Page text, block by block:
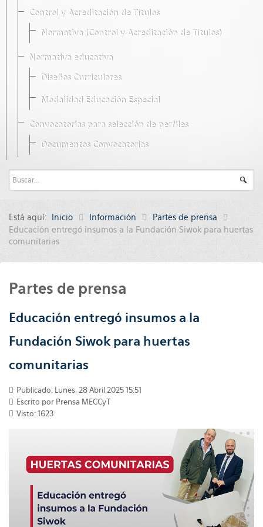
Control y Acreditación de Títulos
Normativa (Control y Acreditación de Títulos)
Normativa educativa
Diseños Curriculares
Modalidad Educación Especial
Convocatorias para selección de perfiles
Documentos Convocatorias
Está aquí: Inicio Información
Partes de prensa
Educación entregó insumos a la Fundación Siwok para huertas
comunitarias
Partes de prensa
Educación entregó insumos a la
Fundación Siwok para huertas
comunitarias
Publicado: Lunes, 28 Abril 2025 15:51
Escrito por Prensa MECCyT
Visto: 1623